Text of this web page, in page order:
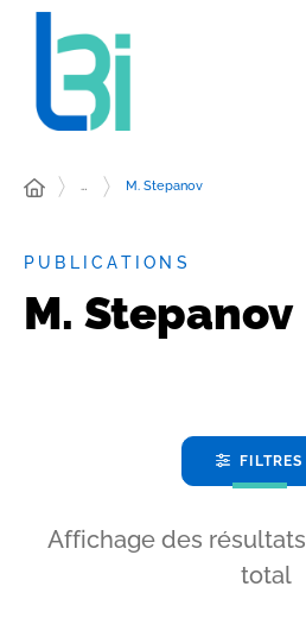
… M. Stepanov
PUBLICATIONS
M. Stepanov
FILTRES
Affichage des résultats
total